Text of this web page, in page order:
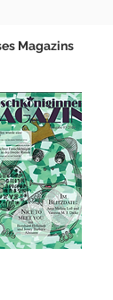
Magazins